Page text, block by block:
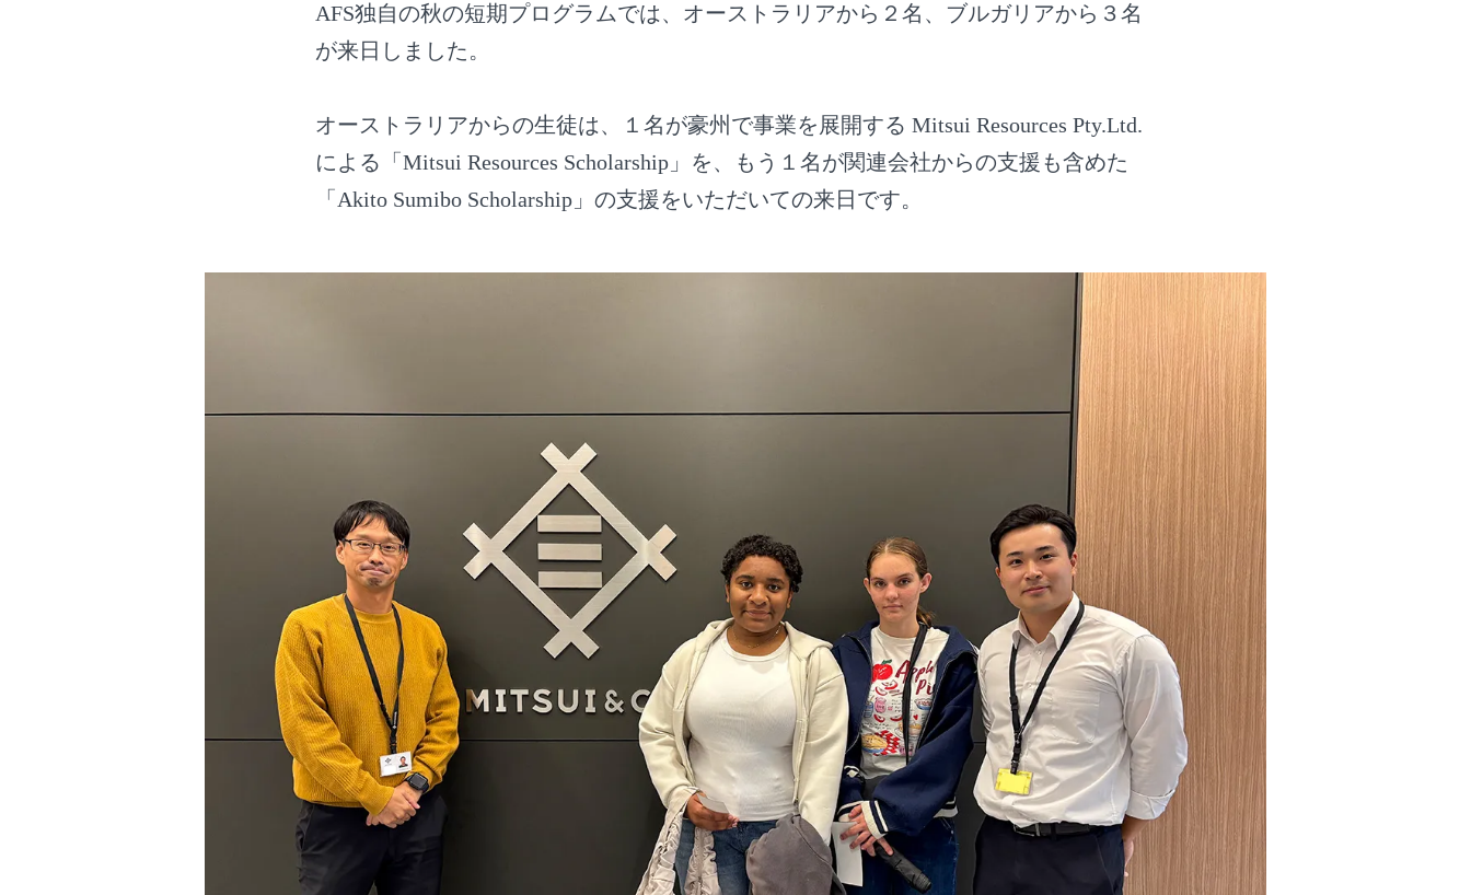
AFS独自の秋の短期プログラムでは、オーストラリアから２名、ブルガリアから３名
が来日しました。
オーストラリアからの生徒は、１名が豪州で事業を展開する Mitsui Resources Pty.Ltd.
による「Mitsui Resources Scholarship」を、もう１名が関連会社からの支援も含めた
「Akito Sumibo Scholarship」の支援をいただいての来日です。